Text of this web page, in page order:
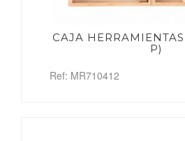
CAJA
P)
Ref: MR710412